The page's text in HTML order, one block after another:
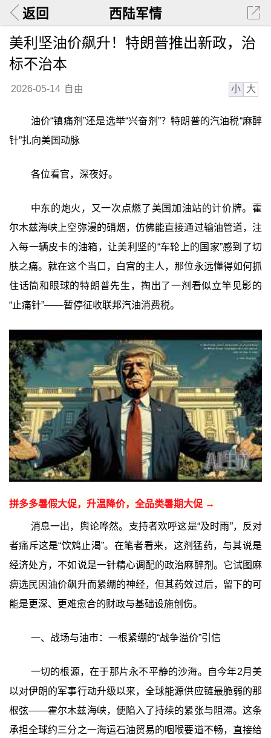
返回 西陆军情
美利坚油价飙升！特朗普推出新政，治
标不治本
2026-05-14 自由 小 大
油价“镇痛剂”还是选举“兴奋剂”？特朗普的汽油税“麻醉
针”扎向美国动脉
各位看官，深夜好。
中东的炮火，又一次点燃了美国加油站的计价牌。霍
尔木兹海峡上空弥漫的硝烟，仿佛能直接通过输油管道，注
入每一辆皮卡的油箱，让美利坚的“车轮上的国家”感到了切
肤之痛。就在这个当口，白宫的主人，那位永远懂得如何抓
住话筒和眼球的特朗普先生，掏出了一剂看似立竿见影的
“止痛针”——暂停征收联邦汽油消费税。
拼多多暑假大促，升温降价，全品类暑期大促 →
消息一出，舆论哗然。支持者欢呼这是“及时雨”，反对
者痛斥这是“饮鸩止渴”。在笔者看来，这剂猛药，与其说是
经济处方，不如说是一针精心调配的政治麻醉剂。它试图麻
痹选民因油价飙升而紧绷的神经，但其药效过后，留下的可
能是更深、更难愈合的财政与基础设施创伤。
一、战场与油市：一根紧绷的“战争溢价”引信
一切的根源，在于那片永不平静的沙海。自今年2月美
以对伊朗的军事行动升级以来，全球能源供应链最脆弱的那
根弦——霍尔木兹海峡，便陷入了持续的紧张与阻滞。这条
承担全球约三分之一海运石油贸易的咽喉要道不畅，直接给